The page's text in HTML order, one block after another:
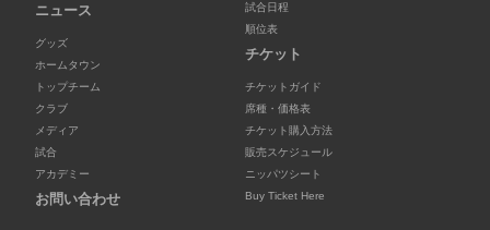
ニュース
グッズ
ホームタウン
トップチーム
クラブ
メディア
試合
アカデミー
お問い合わせ
試合日程
順位表
チケット
チケットガイド
席種・価格表
チケット購入方法
販売スケジュール
ニッパツシート
Buy Ticket Here